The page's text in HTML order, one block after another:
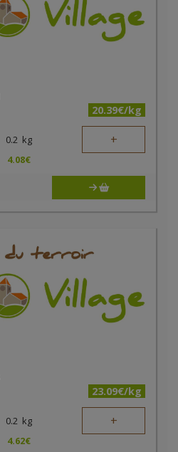
20.39€/kg
0.2 kg +
4.08€
23.09€/kg
0.2 kg +
4.62€